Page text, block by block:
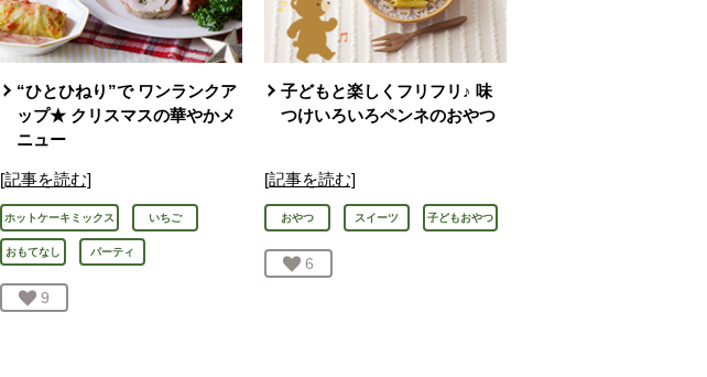
“ひとひねり”で ワンランクア
ップ★ クリスマスの華やかメ
ニュー
[記事を読む]
ホットケーキミックス いちご
おもてなし パーティ
お気に入り登録：
9
子どもと楽しくフリフリ♪ 味
つけいろいろペンネのおやつ
[記事を読む]
おやつ スイーツ 子どもおやつ
お気に入り登録：
6